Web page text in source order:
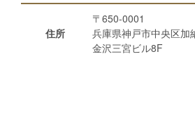
住所
〒650-0001
兵庫県神戸市中央区加
金沢三宮ビル8F